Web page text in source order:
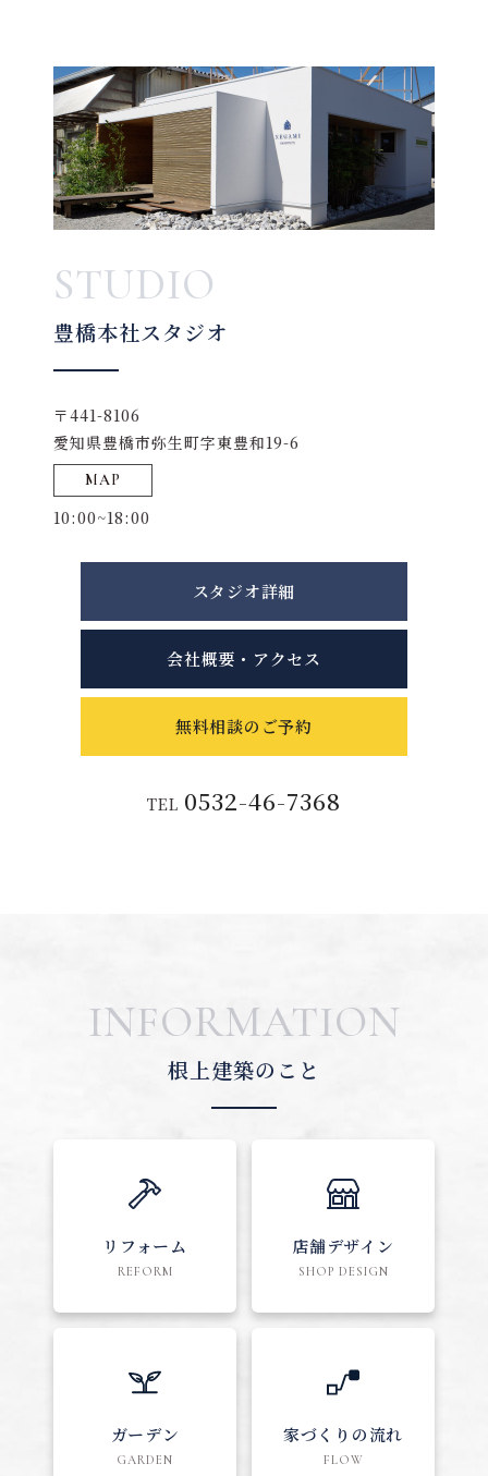
STUDIO
豊橋本社スタジオ
〒441-8106
愛知県豊橋市弥生町字東豊和19-6
MAP
10:00~18:00
スタジオ詳細
会社概要・アクセス
無料相談のご予約
TEL 0532-46-7368
INFORMATION
根上建築のこと
リフォーム
REFORM
店舗デザイン
SHOP DESIGN
ガーデン
GARDEN
家づくりの流れ
FLOW